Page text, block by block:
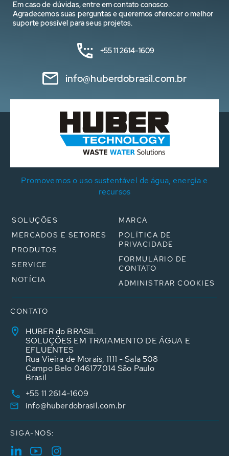
Em caso de dúvidas, entre em contato conosco.
Agradecemos suas perguntas e queremos oferecer o melhor
suporte possível para seus projetos.
+55 11 2614-1609
info@huberdobrasil.com.br
Promovemos o uso sustentável de água, energia e
recursos
SOLUÇÕES
MERCADOS E SETORES
PRODUTOS
SERVICE
NOTÍCIA
MARCA
POLÍTICA DE
PRIVACIDADE
FORMULÁRIO DE
CONTATO
ADMINISTRAR COOKIES
CONTATO
HUBER do BRASIL
SOLUÇÕES EM TRATAMENTO DE ÁGUA E
EFLUENTES
Rua Vieira de Morais, 1111 - Sala 508
Campo Belo 046177014 São Paulo
Brasil
+55 11 2614-1609
info@huberdobrasil.com.br
SIGA-NOS: